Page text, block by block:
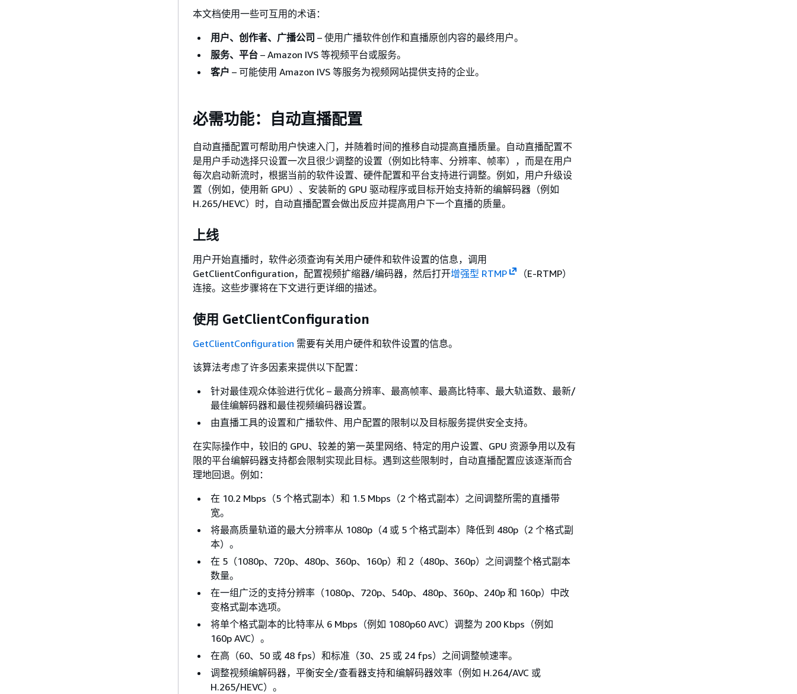
本文档使用一些可互用的术语：
用户、创作者、广播公司 – 使用广播软件创作和直播原创内容的最终用户。
服务、平台 – Amazon IVS 等视频平台或服务。
客户 – 可能使用 Amazon IVS 等服务为视频网站提供支持的企业。
必需功能：自动直播配置
自动直播配置可帮助用户快速入门，并随着时间的推移自动提高直播质量。自动直播配置不
是用户手动选择只设置一次且很少调整的设置（例如比特率、分辨率、帧率），而是在用户
每次启动新流时，根据当前的软件设置、硬件配置和平台支持进行调整。例如，用户升级设
置（例如，使用新 GPU）、安装新的 GPU 驱动程序或目标开始支持新的编解码器（例如
H.265/HEVC）时，自动直播配置会做出反应并提高用户下一个直播的质量。
上线
用户开始直播时，软件必须查询有关用户硬件和软件设置的信息，调用
GetClientConfiguration，配置视频扩缩器/编码器，然后打开增强型 RTMP
（E-RTMP）
连接。这些步骤将在下文进行更详细的描述。
使用 GetClientConfiguration
GetClientConfiguration 需要有关用户硬件和软件设置的信息。
该算法考虑了许多因素来提供以下配置：
针对最佳观众体验进行优化 – 最高分辨率、最高帧率、最高比特率、最大轨道数、最新/
最佳编解码器和最佳视频编码器设置。
由直播工具的设置和广播软件、用户配置的限制以及目标服务提供安全支持。
在实际操作中，较旧的 GPU、较差的第一英里网络、特定的用户设置、GPU 资源争用以及有
限的平台编解码器支持都会限制实现此目标。遇到这些限制时，自动直播配置应该逐渐而合
理地回退。例如：
在 10.2 Mbps（5 个格式副本）和 1.5 Mbps（2 个格式副本）之间调整所需的直播带
宽。
将最高质量轨道的最大分辨率从 1080p（4 或 5 个格式副本）降低到 480p（2 个格式副
本）。
在 5（1080p、720p、480p、360p、160p）和 2（480p、360p）之间调整个格式副本
数量。
在一组广泛的支持分辨率（1080p、720p、540p、480p、360p、240p 和 160p）中改
变格式副本选项。
将单个格式副本的比特率从 6 Mbps（例如 1080p60 AVC）调整为 200 Kbps（例如
160p AVC）。
在高（60、50 或 48 fps）和标准（30、25 或 24 fps）之间调整帧速率。
调整视频编解码器，平衡安全/查看器支持和编解码器效率（例如 H.264/AVC 或
H.265/HEVC）。